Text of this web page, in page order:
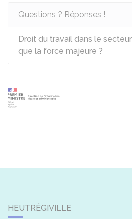
Questions ? Réponses !
Droit du travail dans le
que la force majeure ?
HEUTRÉGIVILLE